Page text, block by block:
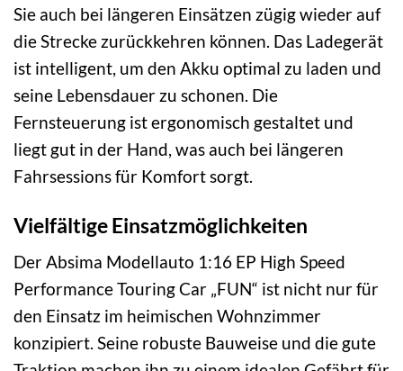
Sie auch bei längeren Einsätzen zügig wieder auf
die Strecke zurückkehren können. Das Ladegerät
ist intelligent, um den Akku optimal zu laden und
seine Lebensdauer zu schonen. Die
Fernsteuerung ist ergonomisch gestaltet und
liegt gut in der Hand, was auch bei längeren
Fahrsessions für Komfort sorgt.
Vielfältige Einsatzmöglichkeiten
Der Absima Modellauto 1:16 EP High Speed
Performance Touring Car „FUN“ ist nicht nur für
den Einsatz im heimischen Wohnzimmer
konzipiert. Seine robuste Bauweise und die gute